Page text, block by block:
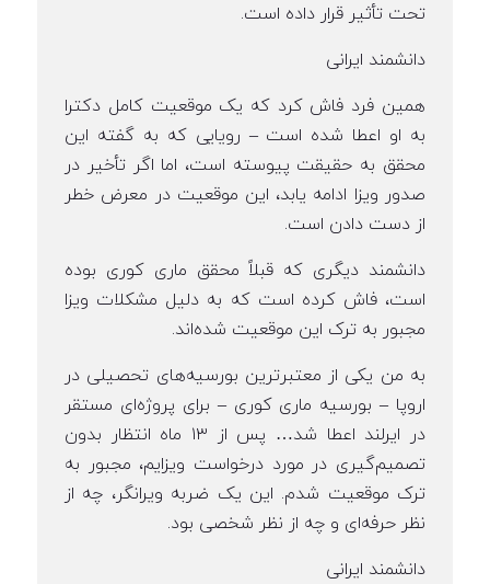
تحت تأثیر قرار داده است.
دانشمند ایرانی
همین فرد فاش کرد که یک موقعیت کامل دکترا
به او اعطا شده است – رویایی که به گفته این
محقق به حقیقت پیوسته است، اما اگر تأخیر در
صدور ویزا ادامه یابد، این موقعیت در معرض خطر
از دست دادن است.
دانشمند دیگری که قبلاً محقق ماری کوری بوده
است، فاش کرده است که به دلیل مشکلات ویزا
مجبور به ترک این موقعیت شده‌اند.
به من یکی از معتبرترین بورسیه‌های تحصیلی در
اروپا – بورسیه ماری کوری – برای پروژه‌ای مستقر
در ایرلند اعطا شد… پس از ۱۳ ماه انتظار بدون
تصمیم‌گیری در مورد درخواست ویزایم، مجبور به
ترک موقعیت شدم. این یک ضربه ویرانگر، چه از
نظر حرفه‌ای و چه از نظر شخصی بود.
دانشمند ایرانی